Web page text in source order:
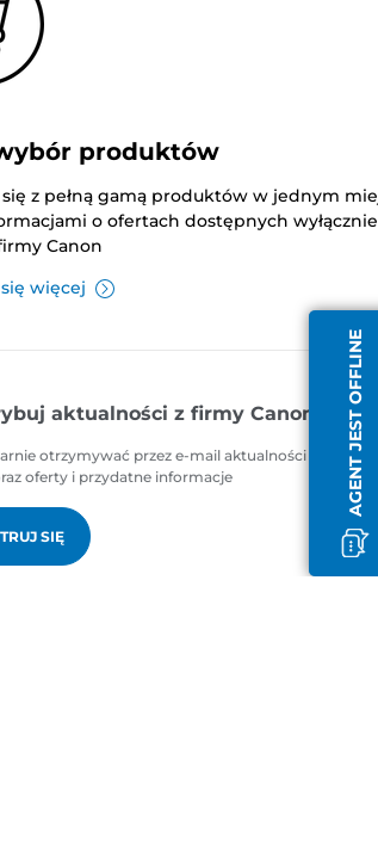
AGENT JEST OFFLINE
produktów
z pełną gamą produktów w jednym
o ofertach dostępnych
Canon
więcej
aktualności z firmy Canon
otrzymywać przez e-mail aktualności
oferty i przydatne informacje
SIĘ